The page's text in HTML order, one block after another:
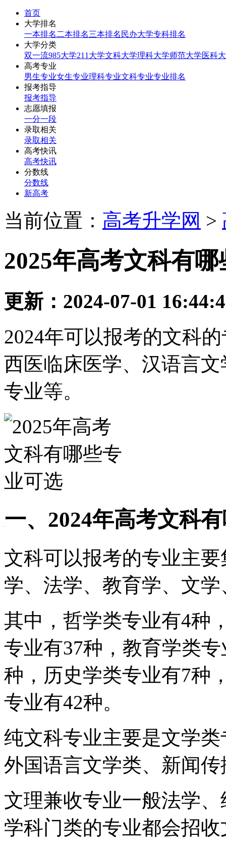
首页
大学排名
一本排名 二本排名三本排名 民办大学专科排名
大学分类
双一流985大学211大学文科大学理科大学师范大学医科
高考专业
男生专业女生专业理科专业文科专业专业排名
报考指导
报考指导
志愿填报
一分一段
录取相关
录取相关
高考快讯
高考快讯
分数线
分数线
新高考
当前位置： 高考升学网 >
2025年高考文科有
更新：2024-07-01
2024年可以报考的文科
西医临床医学、汉语言
专业等。
一、2024年高考文科
文科可以报考的专业主
学、法学、教育学、文
其中，哲学类专业有4种
专业有37种，教育学类
种，历史学类专业有7种
专业有42种。
纯文科专业主要是文学
外国语言文学类、新闻
文理兼收专业一般法学
学科门类的专业都会招